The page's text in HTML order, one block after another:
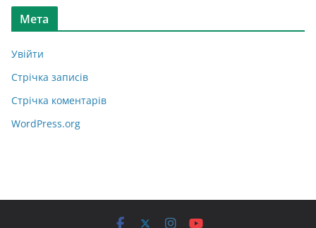
Мета
Увійти
Стрічка записів
Стрічка коментарів
WordPress.org